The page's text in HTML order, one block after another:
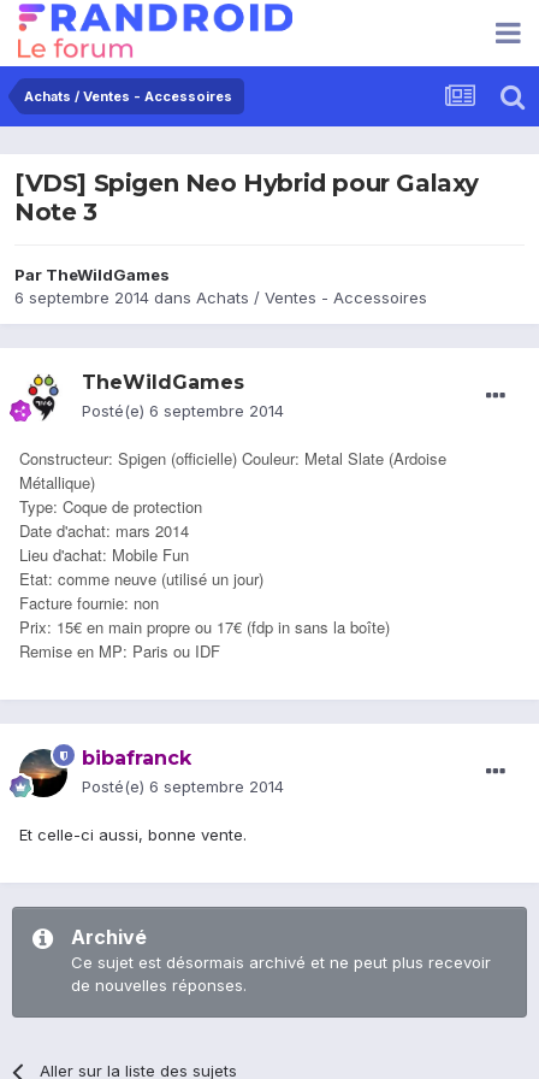
Achats / Ventes - Accessoires
[VDS] Spigen Neo Hybrid pour Galaxy
Note 3
Par TheWildGames
6 septembre 2014 dans Achats / Ventes - Accessoires
TheWildGames
Posté(e) 6 septembre 2014
Constructeur: Spigen (officielle) Couleur: Metal Slate (Ardoise
Métallique)
Type: Coque de protection
Date d'achat: mars 2014
Lieu d'achat: Mobile Fun
Etat: comme neuve (utilisé un jour)
Facture fournie: non
Prix: 15€ en main propre ou 17€ (fdp in sans la boîte)
Remise en MP: Paris ou IDF
bibafranck
Posté(e) 6 septembre 2014
Et celle-ci aussi, bonne vente.
Archivé
Ce sujet est désormais archivé et ne peut plus recevoir
de nouvelles réponses.
Aller sur la liste des sujets